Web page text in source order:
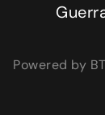
Powered by